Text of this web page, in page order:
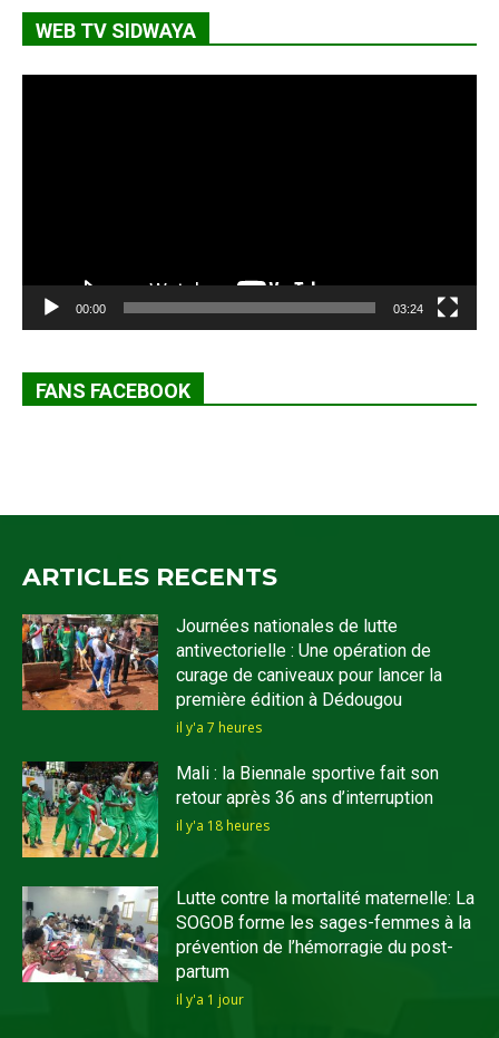
WEB TV SIDWAYA
00:00 03:24
FANS FACEBOOK
ARTICLES RECENTS
Journées nationales de lutte
antivectorielle : Une opération de
curage de caniveaux pour lancer la
première édition à Dédougou
il y'a 7 heures
Mali : la Biennale sportive fait son
retour après 36 ans d’interruption
il y'a 18 heures
Lutte contre la mortalité maternelle: La
SOGOB forme les sages-femmes à la
prévention de l’hémorragie du post-
partum
il y'a 1 jour